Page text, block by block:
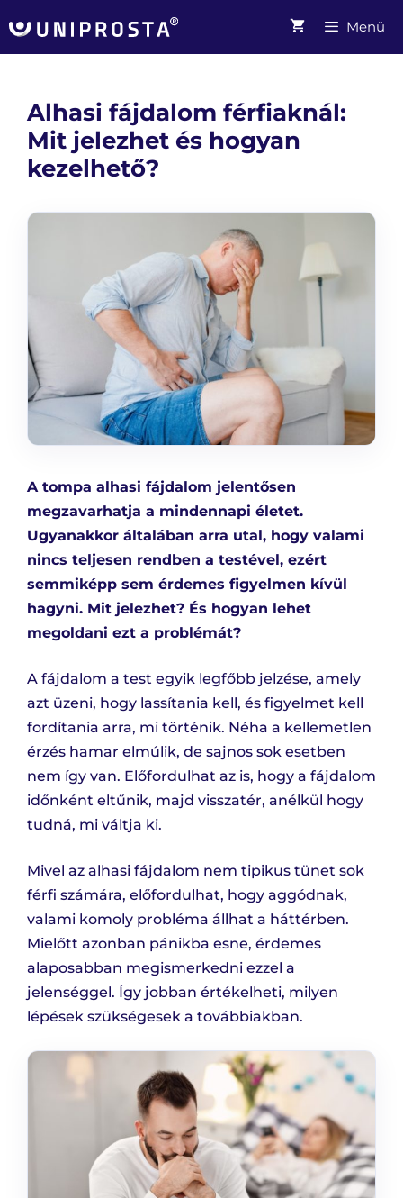
tartalomba
Menü
Alhasi fájdalom férfiaknál:
Mit jelezhet és hogyan
kezelhető?
A tompa alhasi fájdalom jelentősen
megzavarhatja a mindennapi életet.
Ugyanakkor általában arra utal, hogy valami
nincs teljesen rendben a testével, ezért
semmiképp sem érdemes figyelmen kívül
hagyni. Mit jelezhet? És hogyan lehet
megoldani ezt a problémát?
A fájdalom a test egyik legfőbb jelzése, amely
azt üzeni, hogy lassítania kell, és figyelmet kell
fordítania arra, mi történik. Néha a kellemetlen
érzés hamar elmúlik, de sajnos sok esetben
nem így van. Előfordulhat az is, hogy a fájdalom
időnként eltűnik, majd visszatér, anélkül hogy
tudná, mi váltja ki.
Mivel az alhasi fájdalom nem tipikus tünet sok
férfi számára, előfordulhat, hogy aggódnak,
valami komoly probléma állhat a háttérben.
Mielőtt azonban pánikba esne, érdemes
alaposabban megismerkedni ezzel a
jelenséggel. Így jobban értékelheti, milyen
lépések szükségesek a továbbiakban.